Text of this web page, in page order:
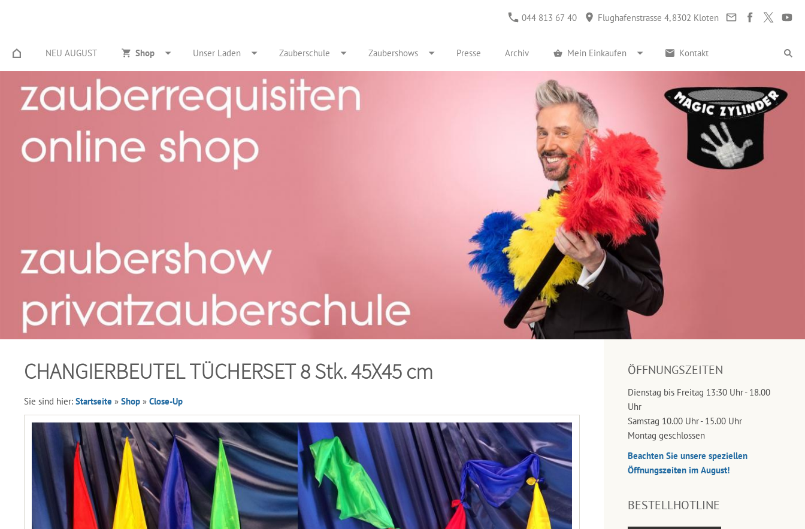
044 813 67 40 Flughafenstrasse 4, 8302 Kloten
NEU AUGUST Shop Unser Laden Zauberschule Zaubershows Presse Archiv Mein Einkaufen Kontakt
CHANGIERBEUTEL TÜCHERSET 8 Stk. 45X45 cm
Sie sind hier: Startseite » Shop » Close-Up
ÖFFNUNGSZEITEN
Dienstag bis Freitag 13:30 Uhr - 18.00
Uhr
Samstag 10.00 Uhr - 15.00 Uhr
Montag geschlossen
Beachten Sie unsere speziellen
Öffnungszeiten im August!
BESTELLHOTLINE